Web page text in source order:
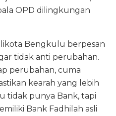
OPD dilingkungan
Bengkulu berpesan
tidak anti perubahan.
perubahan, cuma
kearah yang lebih
tidak punya Bank, tapi
Bank Fadhilah asli